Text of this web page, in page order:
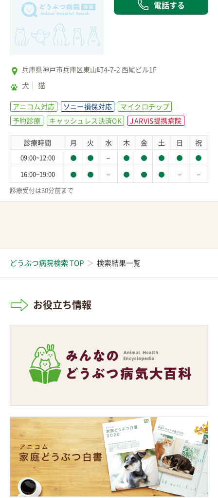
電話する
兵庫県神戸市兵庫区東山町4-7-2 西尾ビル1F
犬 猫
アニコム対応 ソニー損保対応
マイクロチップ
予約診療
キャッシュレス決済OK JARVIS提携病院
診療時間 月 火 水 木 金 土 日 祝
09:00~12:00 －
16:00~19:00 － － －
診療受付は30分前まで
どうぶつ病院検索 TOP 検索結果一覧
お役立ち情報